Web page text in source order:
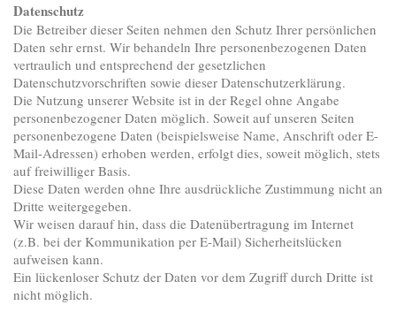
Datenschutz
Die Betreiber dieser Seiten nehmen den Schutz Ihrer persönlichen
Daten sehr ernst. Wir behandeln Ihre personenbezogenen Daten
vertraulich und entsprechend der gesetzlichen
Datenschutzvorschriften sowie dieser Datenschutzerklärung.
Die Nutzung unserer Website ist in der Regel ohne Angabe
personenbezogener Daten möglich. Soweit auf unseren Seiten
personenbezogene Daten (beispielsweise Name, Anschrift oder E-
Mail-Adressen) erhoben werden, erfolgt dies, soweit möglich, stets
auf freiwilliger Basis.
Diese Daten werden ohne Ihre ausdrückliche Zustimmung nicht an
Dritte weitergegeben.
Wir weisen darauf hin, dass die Datenübertragung im Internet
(z.B. bei der Kommunikation per E-Mail) Sicherheitslücken
aufweisen kann.
Ein lückenloser Schutz der Daten vor dem Zugriff durch Dritte ist
nicht möglich.